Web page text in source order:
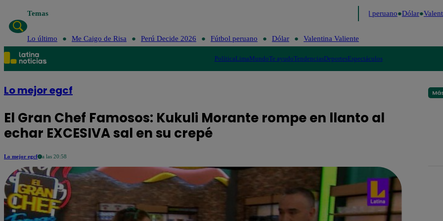
Temas Fútbol peruano Dólar
Lo último Me Caigo de Risa Perú Decide 2026 Fútbol peruano Dólar Valentina Valiente
PolíticaLimaMundoTe ayudoTendenciasDeportesEspectáculos
Lo mejor egcf
El Gran Chef Famosos: Kukuli Morante rompe en llanto al
echar EXCESIVA sal en su crepé
Lo mejor egcf a las 20:58